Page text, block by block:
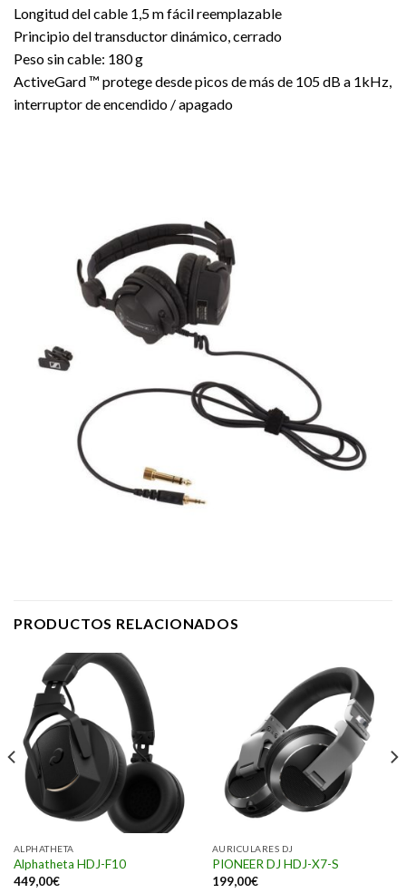
Longitud del cable 1,5 m fácil reemplazable
Principio del transductor dinámico, cerrado
Peso sin cable: 180 g
ActiveGard ™ protege desde picos de más de 105 dB a 1kHz,
interruptor de encendido / apagado
PRODUCTOS RELACIONADOS
ALPHATHETA
Alphatheta HDJ-F10
449,00€
AURICULARES DJ
PIONEER DJ HDJ-X7-S
199,00€